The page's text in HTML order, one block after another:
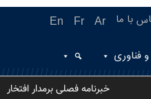
En Fr Ar با ما
فناوری
خبرنامه فصلی برمدار افتخار